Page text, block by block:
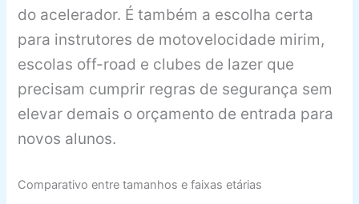
do acelerador. É também a escolha certa
para instrutores de motovelocidade mirim,
escolas off-road e clubes de lazer que
precisam cumprir regras de segurança sem
elevar demais o orçamento de entrada para
novos alunos.
Comparativo entre tamanhos e faixas etárias